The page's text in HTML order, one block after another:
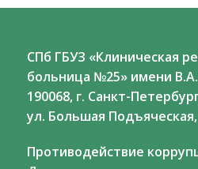
СПб ГБУЗ «Клиническая
больница №25» имени
190068, г. Санкт-
ул. Большая
Противодействие